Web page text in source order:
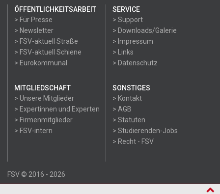
ÖFFENTLICHKEITSARBEIT
> Für Presse
> Newsletter
> FSV-aktuell Straße
> FSV-aktuell Schiene
> Eurokommunal
SERVICE
> Support
> Downloads/Galerie
> Impressum
> Links
> Datenschutz
MITGLIEDSCHAFT
> Unsere Mitglieder
> Expertinnen und Experten
> Firmenmitglieder
> FSV-intern
SONSTIGES
> Kontakt
> AGB
> Statuten
> Studierenden-Jobs
> Recht - FSV
FSV © 2016 - 2026